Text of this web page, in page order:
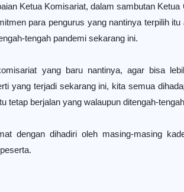
Ketua Komisariat, dalam sambutan
para pengurus yang nantinya terpilih
tengah pandemi sekarang ini.
yang baru nantinya, agar bisa
yang terjadi sekarang ini, kita semua
tetap berjalan yang walaupun ditengah-
dengan dihadiri oleh masing-masing